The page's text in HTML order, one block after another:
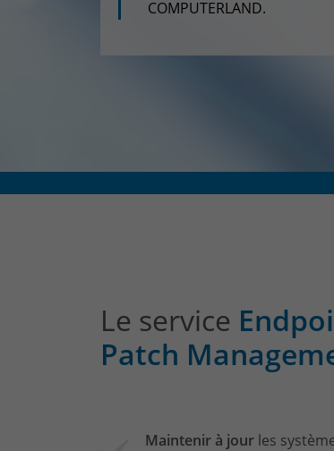
COMPUTERLAND.
Le service
Patch
Maintenir à jour les